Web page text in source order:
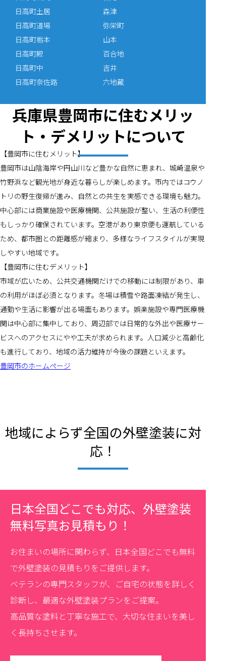
日高町土居
日高町道場
日高町栃本
日高町殿
日高町中
日高町奈佐路
森津
弥栄町
山本
百合地
吉井
六地蔵
兵庫県豊岡市に住むメリッ
ト・デメリットについて
【豊岡市に住むメリット】
豊岡市は山陰海岸や円山川など豊かな自然に恵まれ、城崎温泉や
竹野浜など観光地が身近な暮らしが楽しめます。市内ではコウノ
トリの野生復帰が進み、自然との共生を実感できる環境も魅力。
中心部には商業施設や医療機関、公共施設が整い、生活の利便性
もしっかり確保されています。空港があり東京便も運航している
ため、都市圏との距離感が縮まり、多様なライフスタイルが実現
しやすい地域です。
【豊岡市に住むデメリット】
市域が広いため、公共交通機関だけでの移動には制限があり、車
の利用がほぼ必須となります。冬場は積雪や路面凍結が発生し、
通勤や生活に影響が出る場面もあります。娯楽施設や専門医療機
関は中心部に集中しており、周辺部では日常的な外出や医療サー
ビスへのアクセスにやや工夫が求められます。人口減少と高齢化
も進行しており、地域の活力維持が今後の課題といえます。
豊岡市のホームページ
地域によらず全国の外壁塗装に対
応！
日本全国どこでも対応、外壁塗装
無料写真お見積もり！
お住まいの場所に関わらず、日本全国どこでも無料
で外壁塗装の見積もりをご提供します。
ベテランの専門スタッフが、ご自宅の状態を詳しく
診断し、最適な外壁塗装プランをご提案。
高品質な塗料と丁寧な施工で、大切な住まいを美し
く長持ちさせます。